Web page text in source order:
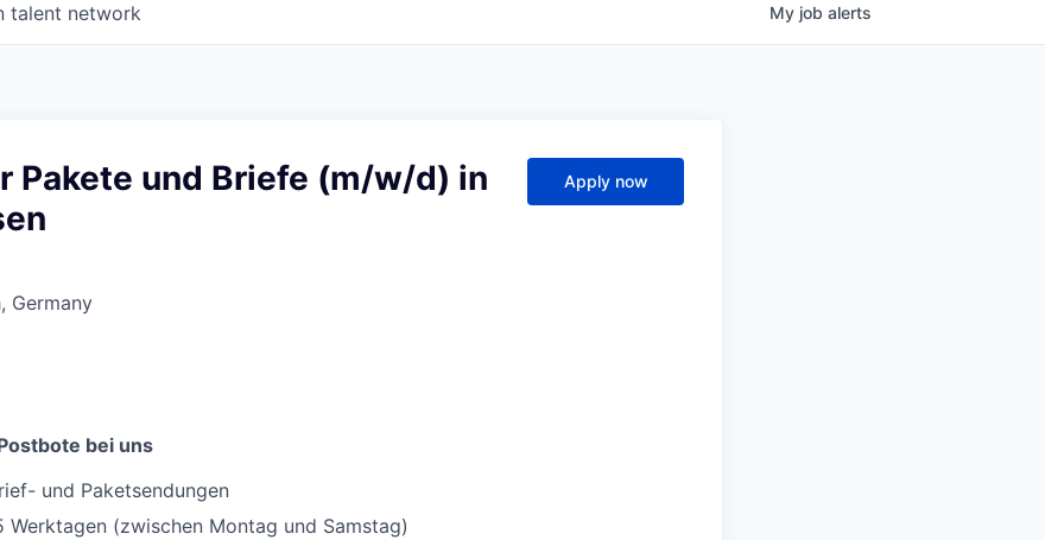
talent network My job alerts
Pakete und Briefe (m/w/d) in
Germany
Apply now
bei uns
und Paketsendungen
Werktagen (zwischen Montag und Samstag)